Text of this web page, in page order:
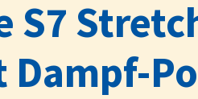
S7
Dampf-